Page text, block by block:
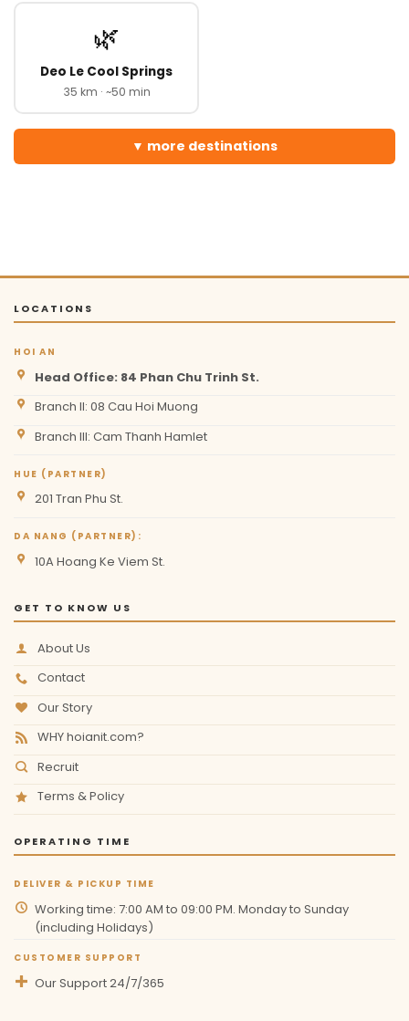
🌿
Deo Le Cool Springs
35 km · ~50 min
more destinations
LOCATIONS
HOI AN
Head Office: 84 Phan Chu Trinh St.
Branch II: 08 Cau Hoi Muong
Branch III: Cam Thanh Hamlet
HUE (PARTNER)
201 Tran Phu St.
DA NANG (PARTNER):
10A Hoang Ke Viem St.
GET TO KNOW US
About Us
Contact
Our Story
WHY hoianit.com?
Recruit
Terms & Policy
OPERATING TIME
DELIVER & PICKUP TIME
Working time: 7:00 AM to 09:00 PM. Monday to Sunday
(including Holidays)
CUSTOMER SUPPORT
Our Support 24/7/365